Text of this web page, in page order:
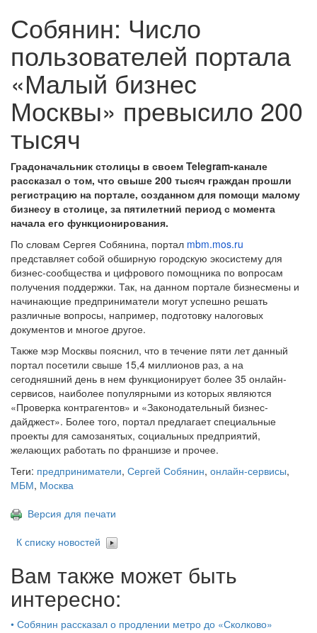
Собянин: Число
пользователей портала
«Малый бизнес
Москвы» превысило 200
тысяч
Градоначальник столицы в своем Telegram-канале
рассказал о том, что свыше 200 тысяч граждан прошли
регистрацию на портале, созданном для помощи малому
бизнесу в столице, за пятилетний период с момента
начала его функционирования.
По словам Сергея Собянина, портал mbm.mos.ru
представляет собой обширную городскую экосистему для
бизнес-сообщества и цифрового помощника по вопросам
получения поддержки. Так, на данном портале бизнесмены и
начинающие предприниматели могут успешно решать
различные вопросы, например, подготовку налоговых
документов и многое другое.
Также мэр Москвы пояснил, что в течение пяти лет данный
портал посетили свыше 15,4 миллионов раз, а на
сегодняшний день в нем функционирует более 35 онлайн-
сервисов, наиболее популярными из которых являются
«Проверка контрагентов» и «Законодательный бизнес-
дайджест». Более того, портал предлагает специальные
проекты для самозанятых, социальных предприятий,
желающих работать по франшизе и прочее.
Теги: предприниматели, Сергей Собянин, онлайн-сервисы,
МБМ, Москва
Версия для печати
К списку новостей
Вам также может быть
интересно:
• Собянин рассказал о продлении метро до «Сколково»